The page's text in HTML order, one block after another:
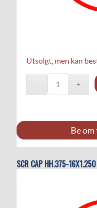
Utsolgt, men kan
Be
SCR CAP HH.375-